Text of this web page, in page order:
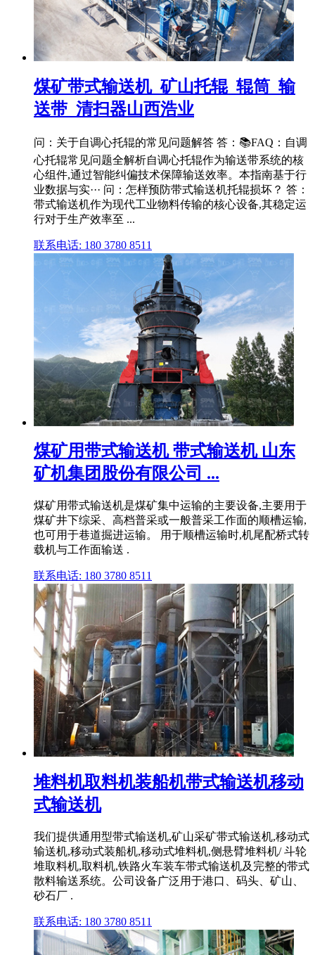
煤矿带式输送机_矿山托辊_辊筒_输
送带_清扫器山西浩业
问：关于自调心托辊的常见问题解答 答：📚FAQ：自调
心托辊常见问题全解析自调心托辊作为输送带系统的核
心组件,通过智能纠偏技术保障输送效率。本指南基于行
业数据与实··· 问：怎样预防带式输送机托辊损坏？ 答：
带式输送机作为现代工业物料传输的核心设备,其稳定运
行对于生产效率至 ...
联系电话: 180 3780 8511
煤矿用带式输送机 带式输送机 山东
矿机集团股份有限公司 ...
煤矿用带式输送机是煤矿集中运输的主要设备,主要用于
煤矿井下综采、高档普采或一般普采工作面的顺槽运输,
也可用于巷道掘进运输。 用于顺槽运输时,机尾配桥式转
载机与工作面输送 .
联系电话: 180 3780 8511
堆料机取料机装船机带式输送机移动
式输送机
我们提供通用型带式输送机,矿山采矿带式输送机,移动式
输送机,移动式装船机,移动式堆料机,侧悬臂堆料机/ 斗轮
堆取料机,取料机,铁路火车装车带式输送机及完整的带式
散料输送系统。公司设备广泛用于港口、码头、矿山、
砂石厂 .
联系电话: 180 3780 8511